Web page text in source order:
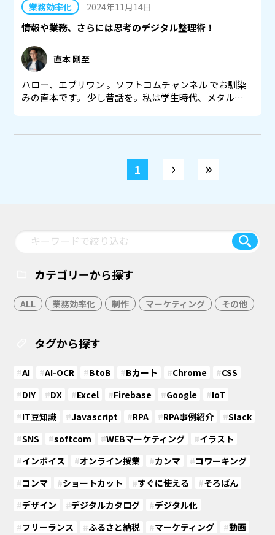
業務効率化 2024年11月14日
情報や業務、さらには思考のデジタル整理術！
直本 剛至
ハロー、エブリワン 。ソフトコムチャンネル でお馴染
みの直本です。 少し昔話を。私は学生時代、メタル…
1 › »
カテゴリーから探す
ALL 業務効率化 制作 マーケティング その他
タグから探す
#AI #AI-OCR #BtoB #Bカート #Chrome #CSS
#DIY #DX #Excel #Firebase #Google #IoT
#IT豆知識 #Javascript #RPA #RPA事例紹介 #Slack
#SNS #softcom #WEBマーケティング #イラスト
#インボイス #オンライン授業 #カンマ #コワーキング
#コンマ #ショートカット #すぐに使える #そろばん
#デザイン #デジタルカタログ #デジタル化
#フリーランス #ふるさと納税 #マーケティング #動画